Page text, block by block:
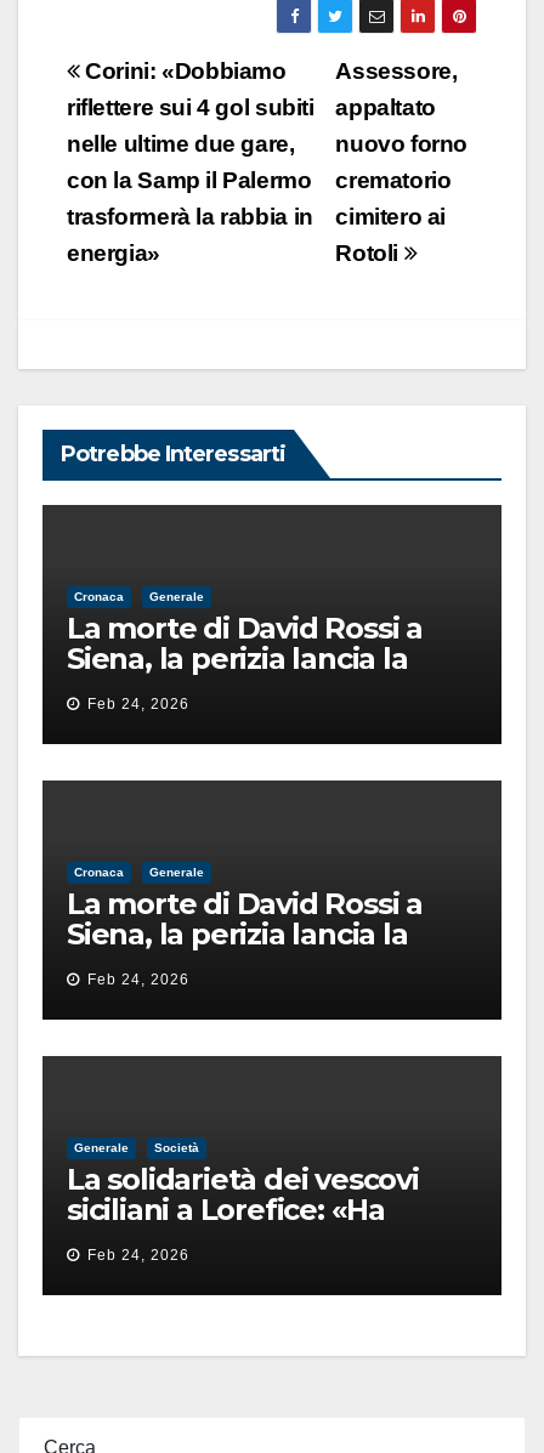
Navigazione
articoli
Assessore,
appaltato
nuovo forno
crematorio
cimitero ai
Rotoli
Corini: «Dobbiamo
riflettere sui 4 gol subiti
nelle ultime due gare,
con la Samp il Palermo
trasformerà la rabbia in
energia»
Potrebbe Interessarti
Cronaca Generale
La morte di David Rossi a
Siena, la perizia lancia la
pista di un’intimidazione
finita male
Feb 24, 2026
Cronaca Generale
La morte di David Rossi a
Siena, la perizia lancia la
pista di un’intimidazione
finita male
Feb 24, 2026
Generale Società
La solidarietà dei vescovi
siciliani a Lorefice: «Ha
difeso il valore e la dignità
dell’umanità»
Feb 24, 2026
Cerca